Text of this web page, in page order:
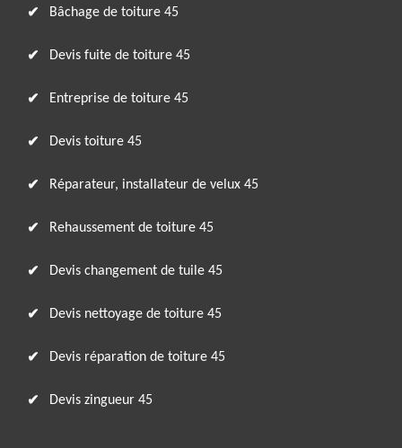
Bâchage de toiture 45
Devis fuite de toiture 45
Entreprise de toiture 45
Devis toiture 45
Réparateur, installateur de velux 45
Rehaussement de toiture 45
Devis changement de tuile 45
Devis nettoyage de toiture 45
Devis réparation de toiture 45
Devis zingueur 45